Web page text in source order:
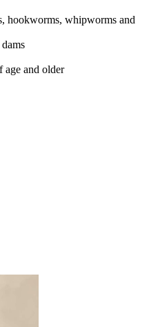
hookworms, whipworms and
age and older